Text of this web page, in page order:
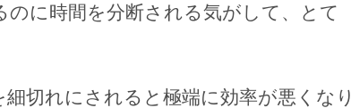
に時間を分断される気がして、とて
切れにされると極端に効率が悪くなり